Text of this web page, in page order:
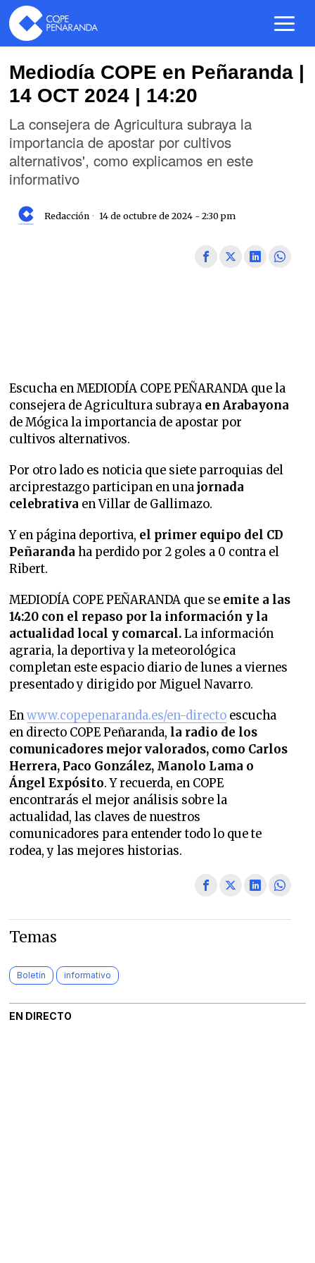
Mediodía COPE en Peñaranda |
14 OCT 2024 | 14:20
La consejera de Agricultura subraya la
importancia de apostar por cultivos
alternativos', como explicamos en este
informativo
Redacción 14 de octubre de 2024 - 2:30 pm
Escucha en MEDIODÍA COPE PEÑARANDA que la
consejera de Agricultura subraya en Arabayona
de Mógica la importancia de apostar por
cultivos alternativos.
Por otro lado es noticia que siete parroquias del
arciprestazgo participan en unajornada
celebrativa en Villar de Gallimazo.
Y en página deportiva, el primer equipo del CD
Peñaranda ha perdido por 2 goles a 0 contra el
Ribert.
MEDIODÍA COPE PEÑARANDA que se emite a las
14:20 con el repaso por la información y la
actualidad local y comarcal.La información
agraria, la deportiva y la meteorológica
completan este espacio diario de lunes a viernes
presentado y dirigido por Miguel Navarro.
Enwww.copepenaranda.es/en-directo escucha
en directo COPE Peñaranda, la radio de los
comunicadores mejor valorados, como Carlos
Herrera, Paco González, Manolo Lama o
Ángel Expósito. Y recuerda, en COPE
encontrarás el mejor análisis sobre la
actualidad, las claves de nuestros
comunicadores para entender todo lo que te
rodea, y las mejores historias.
Temas
Boletín informativo
EN DIRECTO